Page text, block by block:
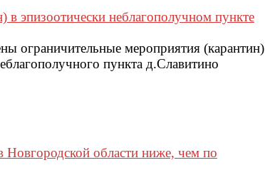
в эпизоотически неблагополучном пункте
ограничительные мероприятия (карантин)
пункта д.Славитино
Новгородской области ниже, чем по